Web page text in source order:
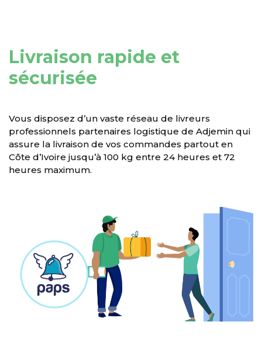
Livraison rapide et
sécurisée
Vous disposez d’un vaste réseau de livreurs
professionnels partenaires logistique de Adjemin qui
assure la livraison de vos commandes partout en
Côte d’Ivoire jusqu’à 100 kg entre 24 heures et 72
heures maximum.